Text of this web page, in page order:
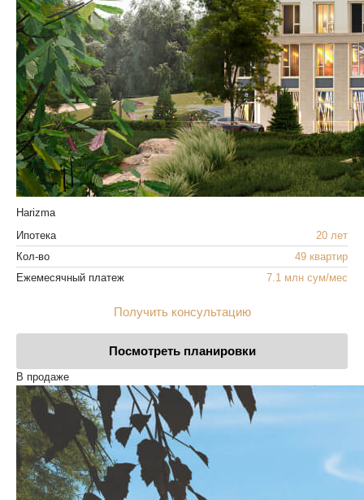
Harizma
Ипотека
20 лет
Кол-во
49 квартир
Ежемесячный платеж
7.1 млн сум/мес
Получить консультацию
Посмотреть планировки
В продаже